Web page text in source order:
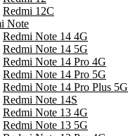
Redmi 12C
Note
Redmi Note 14 4G
Redmi Note 14 5G
Redmi Note 14 Pro 4G
Redmi Note 14 Pro 5G
Redmi Note 14 Pro Plus 5G
Redmi Note 14S
Redmi Note 13 4G
Redmi Note 13 5G